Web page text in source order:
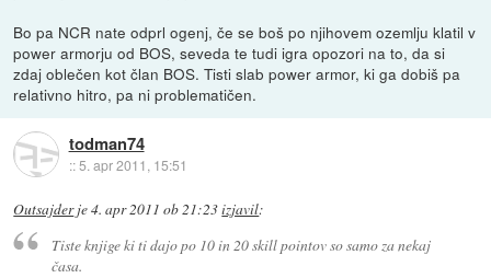
Bo pa NCR nate odprl ogenj, če se boš po njihovem ozemlju klatil v
power armorju od BOS, seveda te tudi igra opozori na to, da si
zdaj oblečen kot član BOS. Tisti slab power armor, ki ga dobiš pa
relativno hitro, pa ni problematičen.
todman74
::5. apr 2011, 15:51
Outsajderje4. apr 2011 ob 21:23izjavil:
Tiste knjige ki ti dajo po 10 in 20 skill pointov so samo za nekaj
časa.